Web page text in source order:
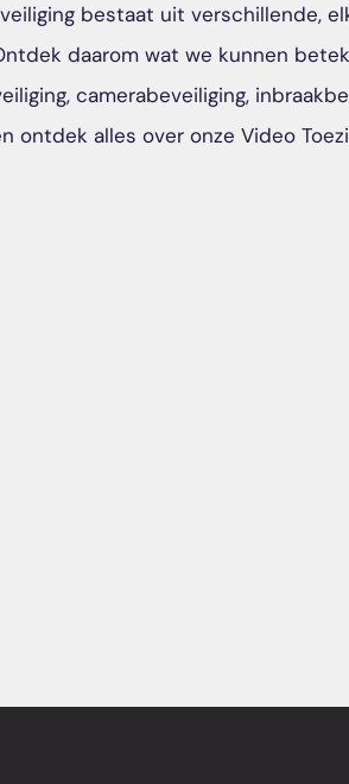
bestaat uit verschillende,
daarom wat we kunnen
camerabeveiliging,
ontdek alles over onze Video